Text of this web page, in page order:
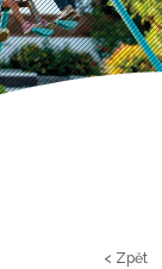
< Zpět